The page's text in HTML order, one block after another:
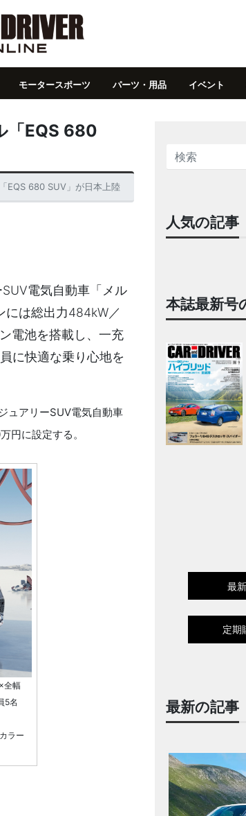
モータースポーツ パーツ・用品 イベント
「EQS 680
EQS 680 SUV」が日本上陸
電気自動車「メル
には総出力484kW／
電池を搭載し、一充
に快適な乗り心地を
ュアリーSUV電気自動車
円に設定する。
全幅
5名
ラー
人気の記事
本誌最新号
最
定期
最新の記事